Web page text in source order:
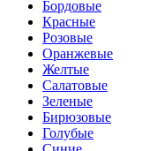
Бордовые
Красные
Розовые
Оранжевые
Желтые
Салатовые
Зеленые
Бирюзовые
Голубые